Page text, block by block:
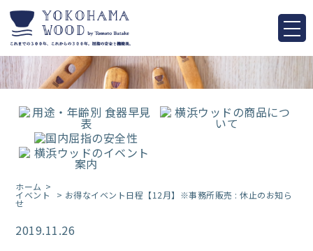
ホーム
イベント > お得なイベント日程【12月】※事務所販売 : 休止のお知ら
せ
2019.11.26